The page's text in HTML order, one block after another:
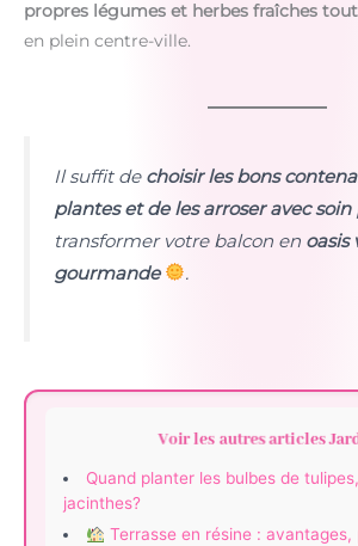
propres légumes et herbes fraîches
en plein centre-ville.
Il suffit de choisir les bons
plantes et de les arroser avec soin
transformer votre balcon en oasis
gourmande
.
Voir les autres articles
Quand planter les bulbes de
jacinthes?
Terrasse en résine : avantages,